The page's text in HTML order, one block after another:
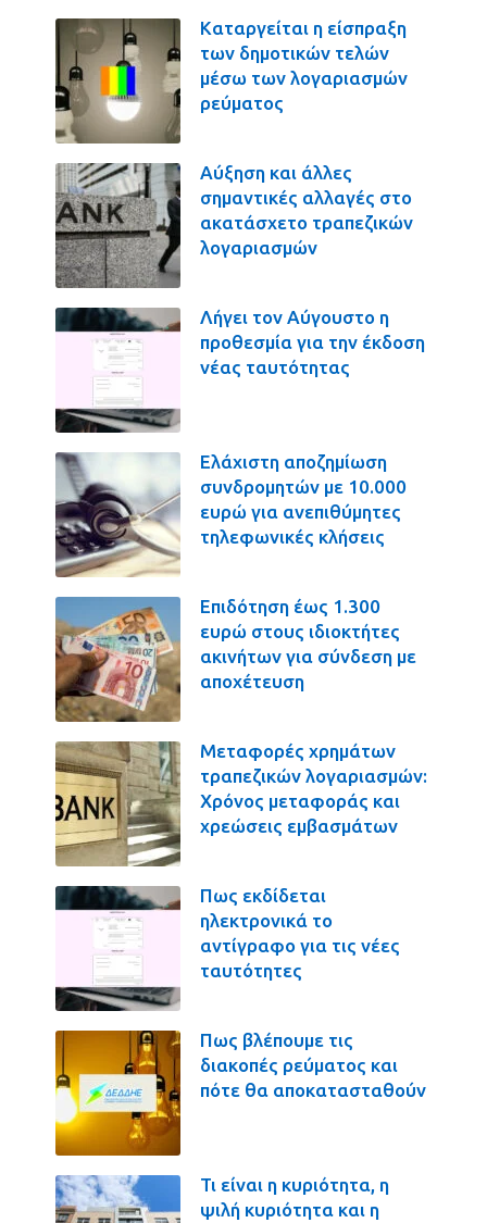
Καταργείται η είσπραξη
των δημοτικών τελών
μέσω των λογαριασμών
ρεύματος
Αύξηση και άλλες
σημαντικές αλλαγές στο
ακατάσχετο τραπεζικών
λογαριασμών
Λήγει τον Αύγουστο η
προθεσμία για την έκδοση
νέας ταυτότητας
Ελάχιστη αποζημίωση
συνδρομητών με 10.000
ευρώ για ανεπιθύμητες
τηλεφωνικές κλήσεις
Επιδότηση έως 1.300
ευρώ στους ιδιοκτήτες
ακινήτων για σύνδεση με
αποχέτευση
Μεταφορές χρημάτων
τραπεζικών λογαριασμών:
Χρόνος μεταφοράς και
χρεώσεις εμβασμάτων
Πως εκδίδεται
ηλεκτρονικά το
αντίγραφο για τις νέες
ταυτότητες
Πως βλέπουμε τις
διακοπές ρεύματος και
πότε θα αποκατασταθούν
Τι είναι η κυριότητα, η
ψιλή κυριότητα και η